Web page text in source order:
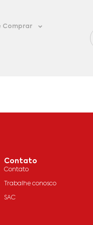
Comprar
Contato
Contato
Trabalhe conosco
SAC